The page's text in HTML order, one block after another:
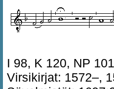
I 98, K 120, NP 101
Virsikirjat: 1572–,